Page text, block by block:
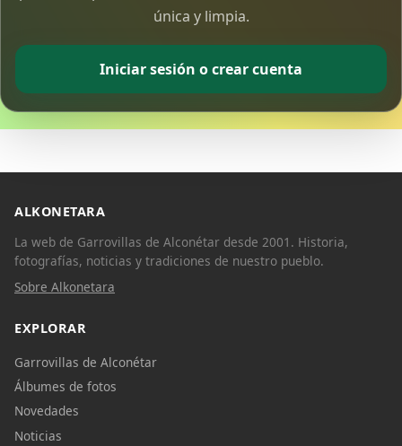
única y limpia.
Iniciar sesión o crear cuenta
ALKONETARA
La web de Garrovillas de Alconétar desde 2001. Historia,
fotografías, noticias y tradiciones de nuestro pueblo.
Sobre Alkonetara
EXPLORAR
Garrovillas de Alconétar
Álbumes de fotos
Novedades
Noticias